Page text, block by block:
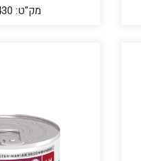
מק"ט: 40606430